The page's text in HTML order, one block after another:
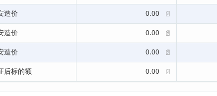
造价 0.00 📄
造价 0.00 📄
造价 0.00 📄
后标的额 0.00 📄